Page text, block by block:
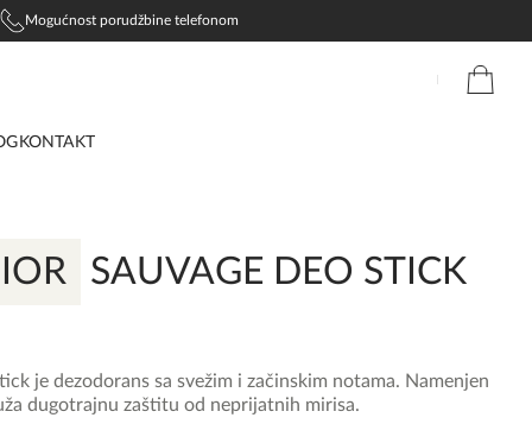
Mogućnost porudžbine telefonom
KONTAKT
SAUVAGE DEO STICK
je dezodorans sa svežim i začinskim notama. Namenjen
dugotrajnu zaštitu od neprijatnih mirisa.